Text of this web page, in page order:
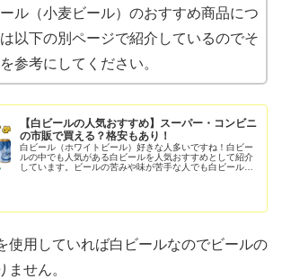
ル（小麦ビール）のおすすめ商品につ
以下の別ページで紹介しているのでそ
参考にしてください。
【白ビールの人気おすすめ】スーパー・コンビニ
の市販で買える？格安もあり！
白ビール（ホワイトビール）好きな人多いですね！白ビー
ルの中でも人気がある白ビールを人気おすすめとして紹介
しています。ビールの苦みや味が苦手な人でも白ビールな
使用していれば白ビールなのでビールの
ません。